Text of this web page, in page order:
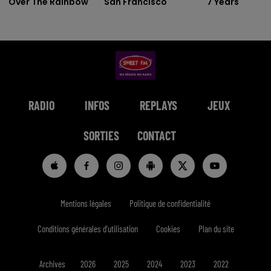
RADIO INFOS REPLAYS JEUX
SORTIES CONTACT
Mentions légales Politique de confidentialité
Conditions générales d'utilisation Cookies Plan du site
Archives 2026 2025 2024 2023 2022